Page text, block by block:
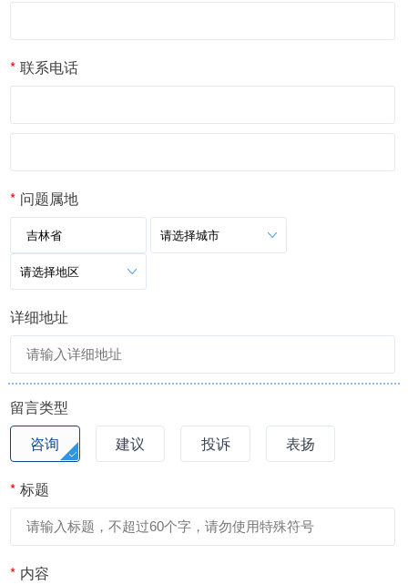
* 联系电话
* 问题属地
吉林省 请选择城市
请选择地区
详细地址
留言类型
咨询
建议 投诉 表扬
* 标题
* 内容